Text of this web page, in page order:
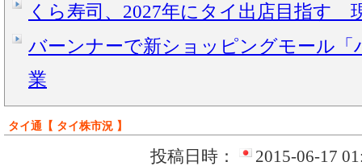
くら寿司、2027年にタイ出店目指す
バーンナーで新ショッピングモール「
業
タイ通【 タイ株市況 】
投稿日時：
2015-06-17